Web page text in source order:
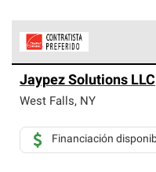
parte de una red
que cumplen con altos
Jaypez Solutions LLC
West Falls, NY
Financiación